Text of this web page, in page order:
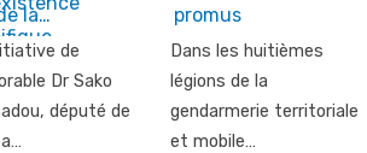
la…
de
Dr Sako
député de
promus
Dans les huitièmes
légions de la
gendarmerie territoriale
et mobile…